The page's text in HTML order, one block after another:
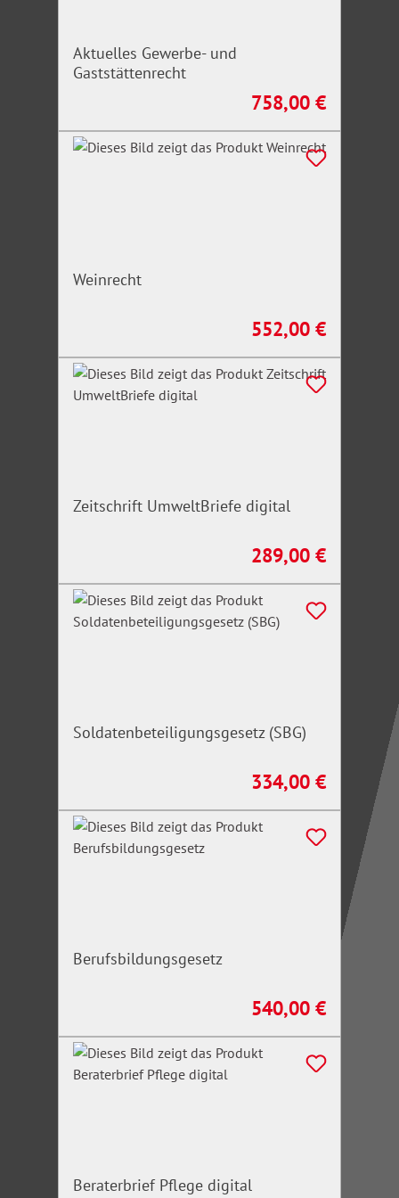
Aktuelles Gewerbe- und
Gaststättenrecht
Regulärer Preis:
758,00 €
Weinrecht
Regulärer Preis:
552,00 €
Zeitschrift UmweltBriefe digital
Regulärer Preis:
289,00 €
Soldatenbeteiligungsgesetz (SBG)
Regulärer Preis:
334,00 €
Berufsbildungsgesetz
Regulärer Preis:
540,00 €
Beraterbrief Pflege digital